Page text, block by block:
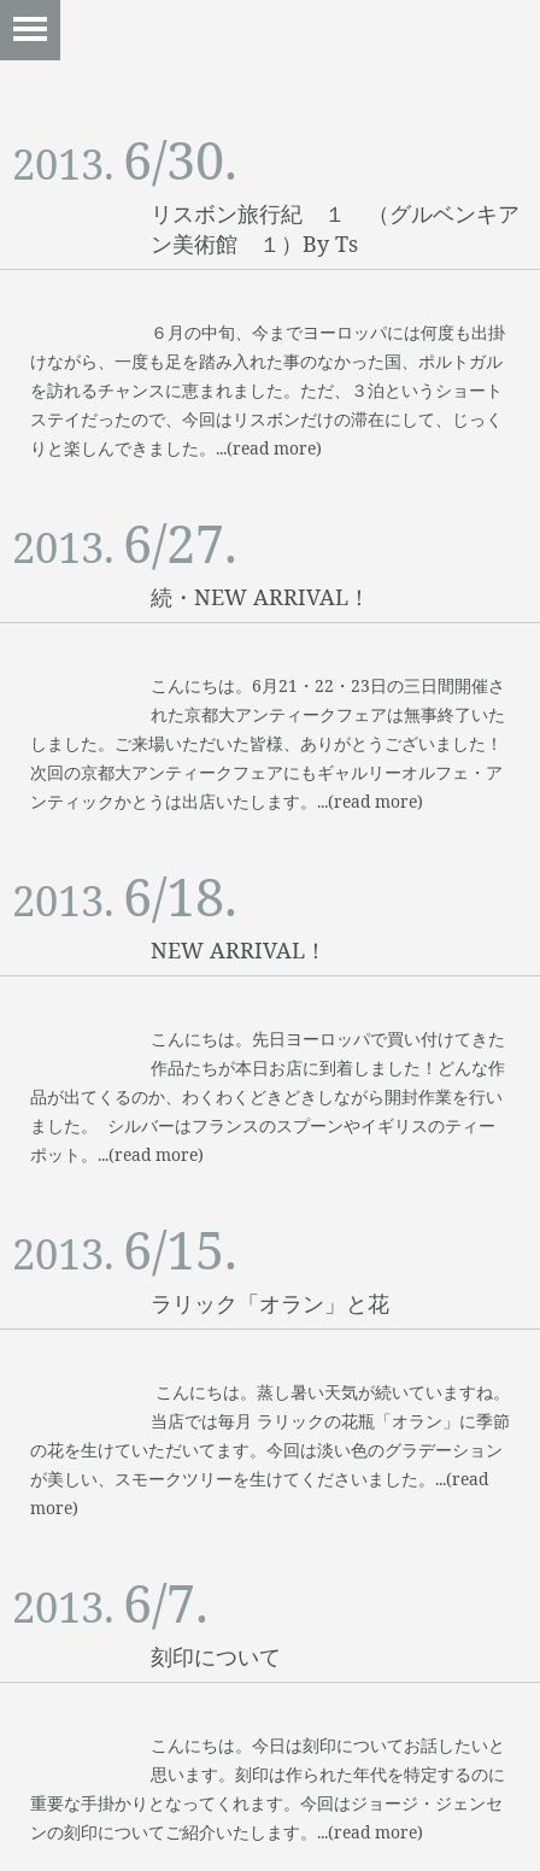
2013. 6/30.
リスボン旅行紀 １ （グルベンキア
ン美術館 １）by Ts
６月の中旬、今までヨーロッパには何度も出掛
けながら、一度も足を踏み入れた事のなかった国、ポルトガル
を訪れるチャンスに恵まれました。ただ、３泊というショート
ステイだったので、今回はリスボンだけの滞在にして、じっく
りと楽しんできました。...(read more)
2013. 6/27.
続・NEW ARRIVAL！
こんにちは。6月21・22・23日の三日間開催さ
れた京都大アンティークフェアは無事終了いた
しました。ご来場いただいた皆様、ありがとうございました！
次回の京都大アンティークフェアにもギャルリーオルフェ・ア
ンティックかとうは出店いたします。...(read more)
2013. 6/18.
NEW ARRIVAL！
こんにちは。先日ヨーロッパで買い付けてきた
作品たちが本日お店に到着しました！どんな作
品が出てくるのか、わくわくどきどきしながら開封作業を行い
ました。 シルバーはフランスのスプーンやイギリスのティー
ポット。...(read more)
2013. 6/15.
ラリック「オラン」と花
こんにちは。蒸し暑い天気が続いていますね。
当店では毎月 ラリックの花瓶「オラン」に季節
の花を生けていただいてます。今回は淡い色のグラデーション
が美しい、スモークツリーを生けてくださいました。...(read
more)
2013. 6/7.
刻印について
こんにちは。今日は刻印についてお話したいと
思います。刻印は作られた年代を特定するのに
重要な手掛かりとなってくれます。今回はジョージ・ジェンセ
ンの刻印についてご紹介いたします。...(read more)